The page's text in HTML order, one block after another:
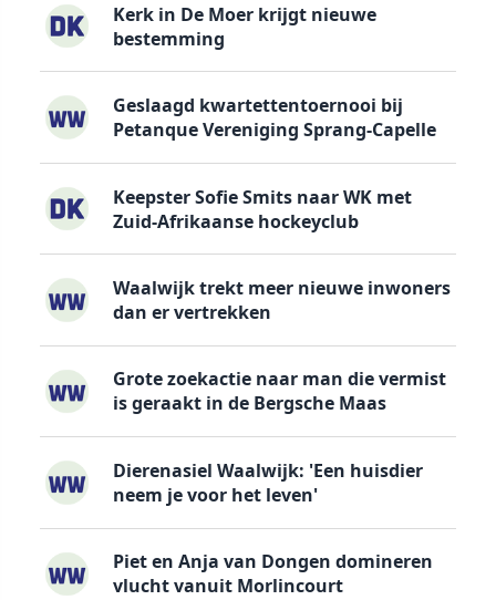
Kerk in De Moer krijgt nieuwe
bestemming
Geslaagd kwartettentoernooi bij
Petanque Vereniging Sprang-Capelle
Keepster Sofie Smits naar WK met
Zuid-Afrikaanse hockeyclub
Waalwijk trekt meer nieuwe inwoners
dan er vertrekken
Grote zoekactie naar man die vermist
is geraakt in de Bergsche Maas
Dierenasiel Waalwijk: 'Een huisdier
neem je voor het leven'
Piet en Anja van Dongen domineren
vlucht vanuit Morlincourt